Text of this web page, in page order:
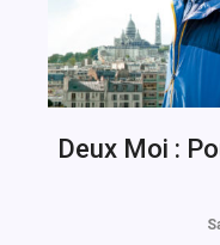
Deux Moi :